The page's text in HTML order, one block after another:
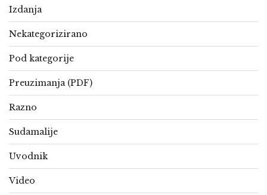
Izdanja
Nekategorizirano
Pod kategorije
Preuzimanja (PDF)
Razno
Sudamalije
Uvodnik
Video